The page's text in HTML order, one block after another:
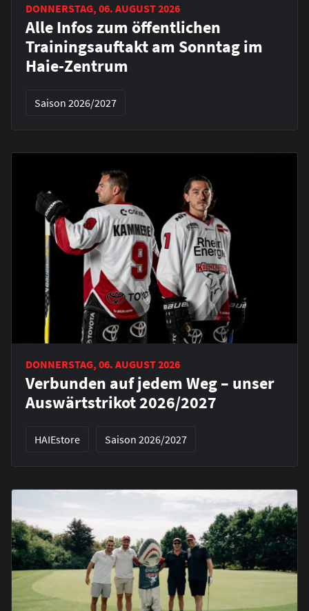
DONNERSTAG, 06. AUGUST 2026
Alle Infos zum öffentlichen
Trainingsauftakt am Sonntag im
Haie-Zentrum
Saison 2026/2027
DONNERSTAG, 06. AUGUST 2026
Verbunden auf jedem Weg – unser
Auswärtstrikot 2026/2027
HAIEstore Saison 2026/2027